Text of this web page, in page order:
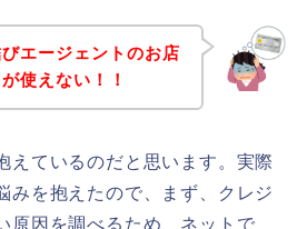
エージェントのお店
使えない！！
えているのだと思います。実際
みを抱えたので、まず、クレジ
原因を調べるため、ネットで